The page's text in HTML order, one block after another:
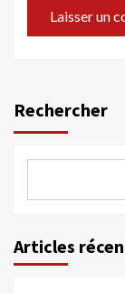
Rechercher
Articles